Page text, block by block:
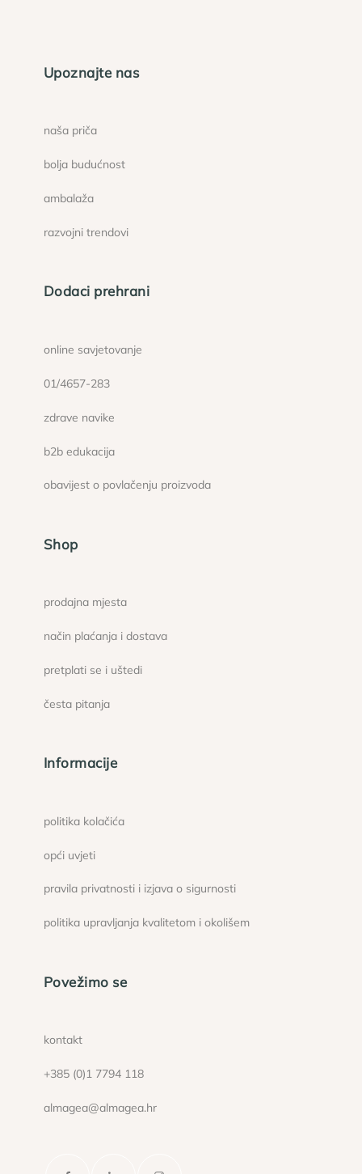
Upoznajte nas
naša priča
bolja budućnost
ambalaža
razvojni trendovi
Dodaci prehrani
online savjetovanje
01/4657-283
zdrave navike
b2b edukacija
obavijest o povlačenju proizvoda
Shop
prodajna mjesta
način plaćanja i dostava
pretplati se i uštedi
česta pitanja
Informacije
politika kolačića
opći uvjeti
pravila privatnosti i izjava o sigurnosti
politika upravljanja kvalitetom i okolišem
Povežimo se
kontakt
+385 (0)1 7794 118
almagea@almagea.hr